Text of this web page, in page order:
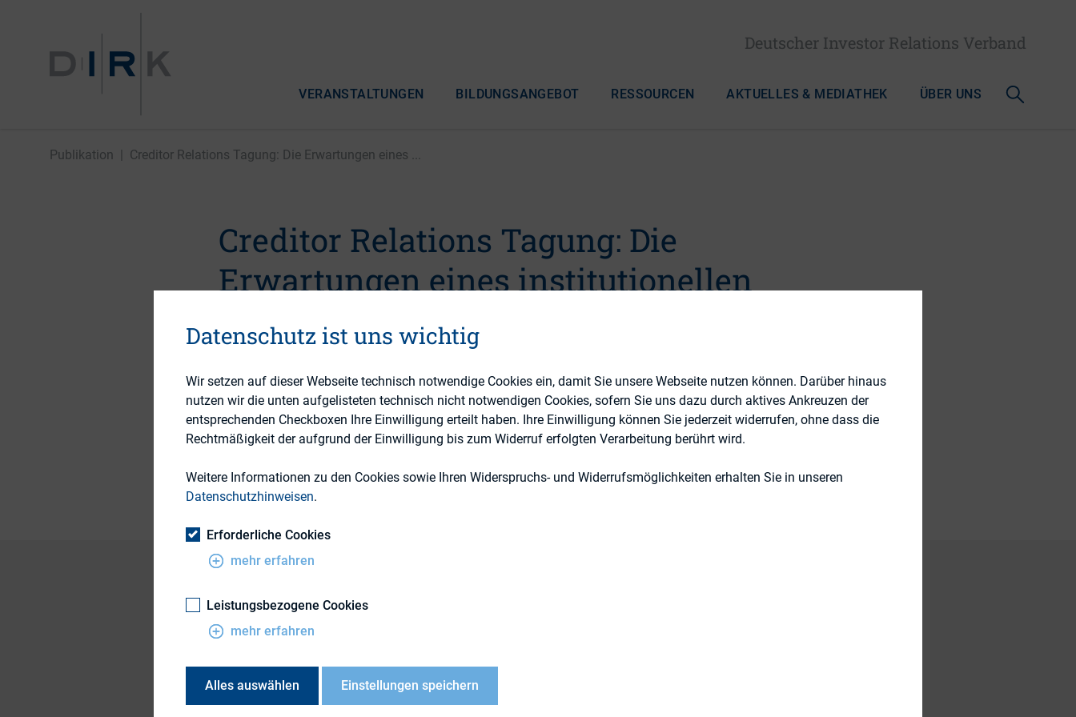
Deutscher Investor Relations Verband
VERANSTALTUNGEN BILDUNGSANGEBOT RESSOURCEN AKTUELLES & MEDIATHEK ÜBER UNS
Publikation Creditor Relations Tagung: Die Erwartungen eines ...
Creditor Relations Tagung: Die
Erwartungen eines institutionellen
Investors an Debt-IR
7. Juni 2016
Christian Eckert, Managing Director
Lazard Asset Management GmbH
Datenschutz ist uns wichtig
Wir setzen auf dieser Webseite technisch notwendige Cookies ein, damit Sie unsere Webseite nutzen können. Darüber hinaus
nutzen wir die unten aufgelisteten technisch nicht notwendigen Cookies, sofern Sie uns dazu durch aktives Ankreuzen der
entsprechenden Checkboxen Ihre Einwilligung erteilt haben. Ihre Einwilligung können Sie jederzeit widerrufen, ohne dass die
Rechtmäßigkeit der aufgrund der Einwilligung bis zum Widerruf erfolgten Verarbeitung berührt wird.
Weitere Informationen zu den Cookies sowie Ihren Widerspruchs- und Widerrufsmöglichkeiten erhalten Sie in unseren
Datenschutzhinweisen.
Erforderliche Cookies
mehr erfahren
Leistungsbezogene Cookies
mehr erfahren
Alles auswählen Einstellungen speichern